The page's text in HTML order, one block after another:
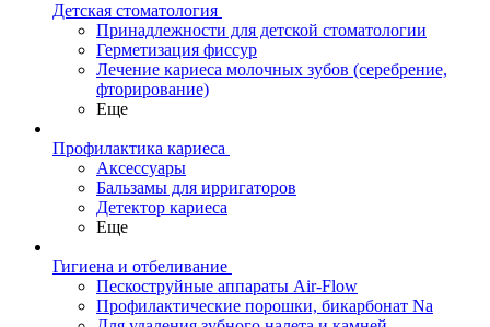
Детская стоматология
Принадлежности для детской стоматологии
Герметизация фиссур
Лечение кариеса молочных зубов (серебрение,
фторирование)
Еще
Профилактика кариеса
Аксессуары
Бальзамы для ирригаторов
Детектор кариеса
Еще
Гигиена и отбеливание
Пескоструйные аппараты Air-Flow
Профилактические порошки, бикарбонат Na